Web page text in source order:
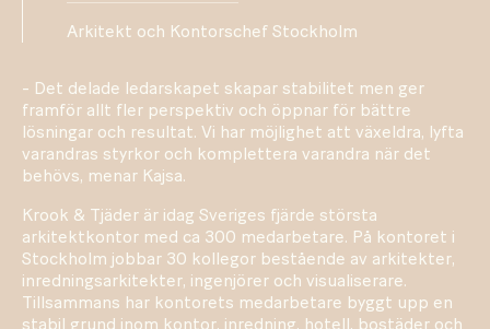
Arkitekt och Kontorschef Stockholm
- Det delade ledarskapet skapar stabilitet men ger
framför allt fler perspektiv och öppnar för bättre
lösningar och resultat. Vi har möjlighet att växeldra, lyfta
varandras styrkor och komplettera varandra när det
behövs, menar Kajsa.
Krook & Tjäder är idag Sveriges fjärde största
arkitektkontor med ca 300 medarbetare. På kontoret i
Stockholm jobbar 30 kollegor bestående av arkitekter,
inredningsarkitekter, ingenjörer och visualiserare.
Tillsammans har kontorets medarbetare byggt upp en
stabil grund inom kontor, inredning, hotell, bostäder och